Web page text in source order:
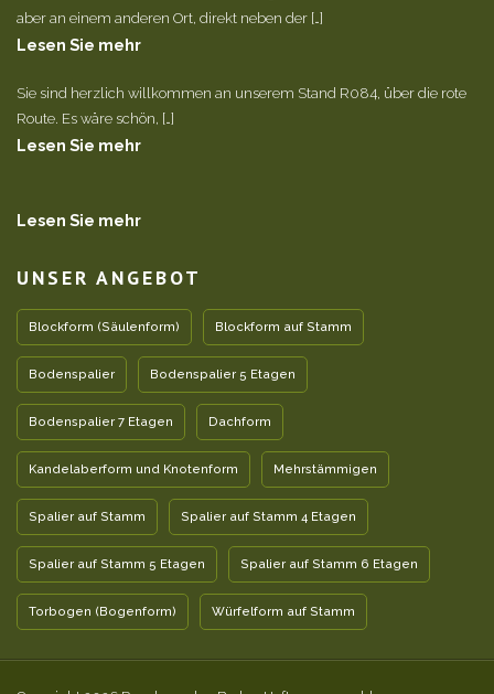
aber an einem anderen Ort, direkt neben der […]
Lesen Sie mehr
Sie sind herzlich willkommen an unserem Stand R084, über die rote
Route. Es wäre schön, […]
Lesen Sie mehr
Lesen Sie mehr
UNSER ANGEBOT
Blockform (Säulenform) Blockform auf Stamm
Bodenspalier Bodenspalier 5 Etagen
Bodenspalier 7 Etagen Dachform
Kandelaberform und Knotenform Mehrstämmigen
Spalier auf Stamm Spalier auf Stamm 4 Etagen
Spalier auf Stamm 5 Etagen Spalier auf Stamm 6 Etagen
Torbogen (Bogenform) Würfelform auf Stamm